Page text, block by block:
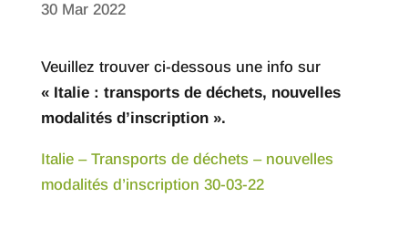
30 Mar 2022
Veuillez trouver ci-dessous une info sur
« Italie : transports de déchets, nouvelles
modalités d’inscription ».
Italie – Transports de déchets – nouvelles
modalités d’inscription 30-03-22